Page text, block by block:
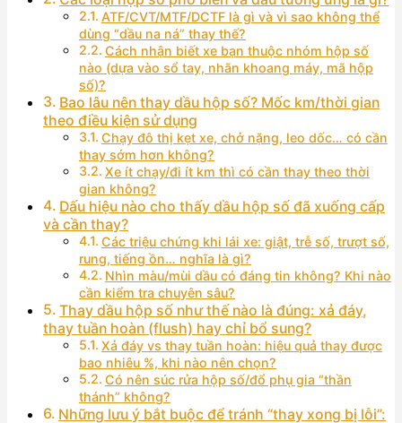
ATF/CVT/MTF/DCTF là gì và vì sao không thể
dùng “dầu na ná” thay thế?
Cách nhận biết xe bạn thuộc nhóm hộp số
nào (dựa vào sổ tay, nhãn khoang máy, mã hộp
số)?
Bao lâu nên thay dầu hộp số? Mốc km/thời gian
theo điều kiện sử dụng
Chạy đô thị kẹt xe, chở nặng, leo dốc… có cần
thay sớm hơn không?
Xe ít chạy/đi ít km thì có cần thay theo thời
gian không?
Dấu hiệu nào cho thấy dầu hộp số đã xuống cấp
và cần thay?
Các triệu chứng khi lái xe: giật, trễ số, trượt số,
rung, tiếng ồn… nghĩa là gì?
Nhìn màu/mùi dầu có đáng tin không? Khi nào
cần kiểm tra chuyên sâu?
Thay dầu hộp số như thế nào là đúng: xả đáy,
thay tuần hoàn (flush) hay chỉ bổ sung?
Xả đáy vs thay tuần hoàn: hiệu quả thay được
bao nhiêu %, khi nào nên chọn?
Có nên súc rửa hộp số/đổ phụ gia “thần
thánh” không?
Những lưu ý bắt buộc để tránh “thay xong bị lỗi”: